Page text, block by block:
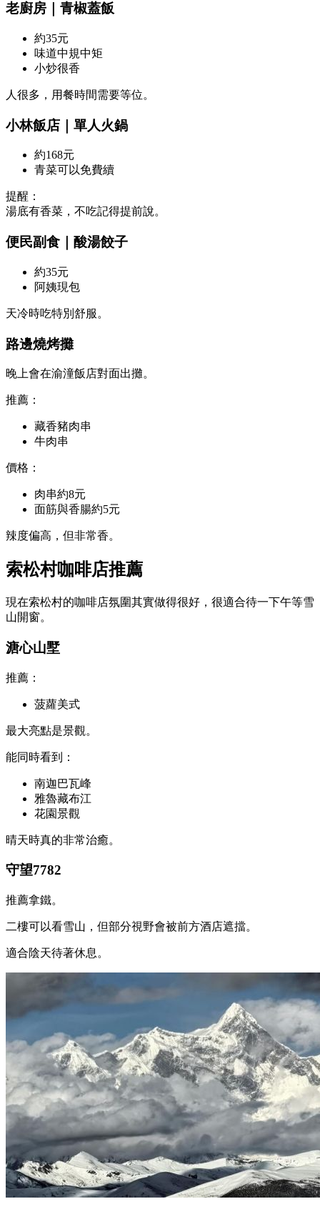
老廚房｜青椒蓋飯
約35元
味道中規中矩
小炒很香
人很多，用餐時間需要等位。
小林飯店｜單人火鍋
約168元
青菜可以免費續
提醒：
湯底有香菜，不吃記得提前說。
便民副食｜酸湯餃子
約35元
阿姨現包
天冷時吃特別舒服。
路邊燒烤攤
晚上會在渝潼飯店對面出攤。
推薦：
藏香豬肉串
牛肉串
價格：
肉串約8元
面筋與香腸約5元
辣度偏高，但非常香。
索松村咖啡店推薦
現在索松村的咖啡店氛圍其實做得很好，很適合待一下午等雪
山開窗。
溏心山墅
推薦：
菠蘿美式
最大亮點是景觀。
能同時看到：
南迦巴瓦峰
雅魯藏布江
花園景觀
晴天時真的非常治癒。
守望7782
推薦拿鐵。
二樓可以看雪山，但部分視野會被前方酒店遮擋。
適合陰天待著休息。